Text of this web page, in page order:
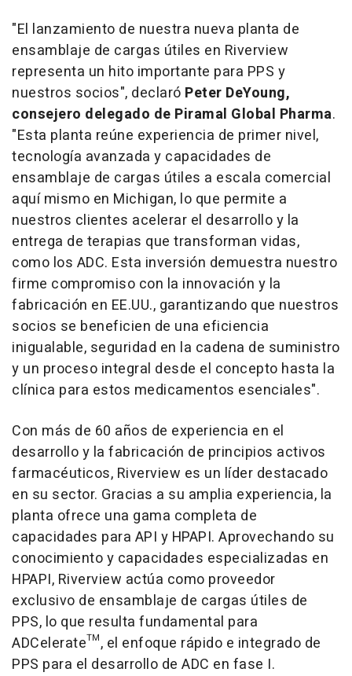
"El lanzamiento de nuestra nueva planta de
ensamblaje de cargas útiles en Riverview
representa un hito importante para PPS y
nuestros socios", declaró Peter DeYoung,
consejero delegado de Piramal Global Pharma.
"Esta planta reúne experiencia de primer nivel,
tecnología avanzada y capacidades de
ensamblaje de cargas útiles a escala comercial
aquí mismo en Michigan, lo que permite a
nuestros clientes acelerar el desarrollo y la
entrega de terapias que transforman vidas,
como los ADC. Esta inversión demuestra nuestro
firme compromiso con la innovación y la
fabricación en EE.UU., garantizando que nuestros
socios se beneficien de una eficiencia
inigualable, seguridad en la cadena de suministro
y un proceso integral desde el concepto hasta la
clínica para estos medicamentos esenciales".
Con más de 60 años de experiencia en el
desarrollo y la fabricación de principios activos
farmacéuticos, Riverview es un líder destacado
en su sector. Gracias a su amplia experiencia, la
planta ofrece una gama completa de
capacidades para API y HPAPI. Aprovechando su
conocimiento y capacidades especializadas en
HPAPI, Riverview actúa como proveedor
exclusivo de ensamblaje de cargas útiles de
PPS, lo que resulta fundamental para
ADCelerate™, el enfoque rápido e integrado de
PPS para el desarrollo de ADC en fase I.